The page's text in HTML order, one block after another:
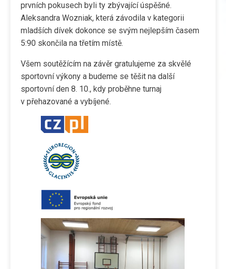
prvních pokusech byli ty zbývající úspěšné.
Aleksandra Wozniak, která závodila v kategorii
mladších dívek dokonce se svým nejlepším časem
5:90 skončila na třetím místě.
Všem soutěžícím na závěr gratulujeme za skvělé
sportovní výkony a budeme se těšit na další
sportovní den 8. 10., kdy proběhne turnaj
v přehazované a vybíjené.